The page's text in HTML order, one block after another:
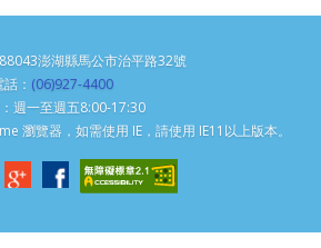
澎湖縣馬公市治平路32號
： (06)927-4400
：週一至週五8:00-17:30
瀏覽器，如需使用 IE，請使用 IE11以上版本。